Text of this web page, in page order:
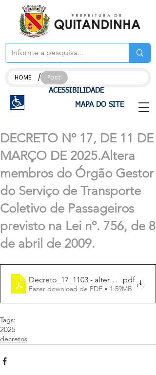
ACESSIBILIDADE
MAPA DO SITE
HOME / Post
DECRETO Nº 17, DE 11 DE
MARÇO DE 2025.Altera
membros do Órgão Gestor
do Serviço de Transporte
Coletivo de Passageiros
previsto na Lei nº. 756, de 8
de abril de 2009.
Decreto_17_1103 - .pdf
Fazer download de PDF • 1.59MB
Tags:
2025
decretos